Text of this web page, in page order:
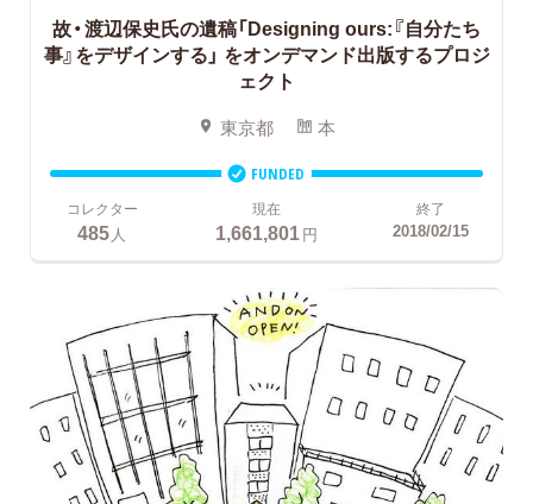
故・渡辺保史氏の遺稿「Designing ours:『自分たち
事』をデザインする」 をオンデマンド出版するプロジ
ェクト
東京都 本
FUNDED
コレクター
485人
現在
1,661,801円
終了
2018/02/15